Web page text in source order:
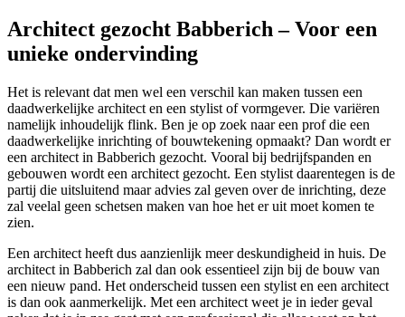
Architect gezocht Babberich – Voor een
unieke ondervinding
Het is relevant dat men wel een verschil kan maken tussen een
daadwerkelijke architect en een stylist of vormgever. Die variëren
namelijk inhoudelijk flink. Ben je op zoek naar een prof die een
daadwerkelijke inrichting of bouwtekening opmaakt? Dan wordt er
een architect in Babberich gezocht. Vooral bij bedrijfspanden en
gebouwen wordt een architect gezocht. Een stylist daarentegen is de
partij die uitsluitend maar advies zal geven over de inrichting, deze
zal veelal geen schetsen maken van hoe het er uit moet komen te
zien.
Een architect heeft dus aanzienlijk meer deskundigheid in huis. De
architect in Babberich zal dan ook essentieel zijn bij de bouw van
een nieuw pand. Het onderscheid tussen een stylist en een architect
is dan ook aanmerkelijk. Met een architect weet je in ieder geval